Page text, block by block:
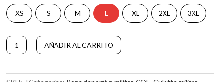
XS S M L XL 2XL 3XL
Culotte
Largo
cantidad
AÑADIR AL CARRITO
A
t